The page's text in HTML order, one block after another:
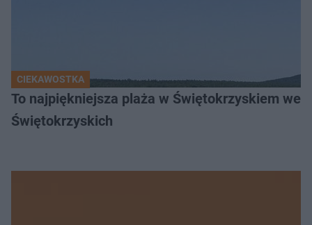
CIEKAWOSTKA
To najpiękniejsza plaża w Świętokrzyskiem
Świętokrzyskich